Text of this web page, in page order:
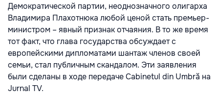
Демократической партии, неоднозначного олигарха
Владимира Плахотнюка любой ценой стать премьер-
министром – явный признак отчаяния. В то же время
тот факт, что глава государства обсуждает с
европейскими дипломатами шантаж членов своей
семьи, стал публичным скандалом. Эти заявления
были сделаны в ходе передаче Cabinetul din Umbră на
Jurnal TV.